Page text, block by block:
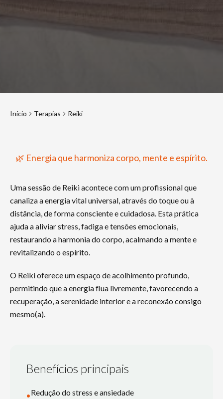
Início Terapias Reiki
🌿 Energia que harmoniza corpo, mente e espírito.
Uma sessão de Reiki acontece com um profissional que
canaliza a energia vital universal, através do toque ou à
distância, de forma consciente e cuidadosa. Esta prática
ajuda a aliviar stress, fadiga e tensões emocionais,
restaurando a harmonia do corpo, acalmando a mente e
revitalizando o espírito.
O Reiki oferece um espaço de acolhimento profundo,
permitindo que a energia flua livremente, favorecendo a
recuperação, a serenidade interior e a reconexão consigo
mesmo(a).
Benefícios principais
•Redução do stress e ansiedade